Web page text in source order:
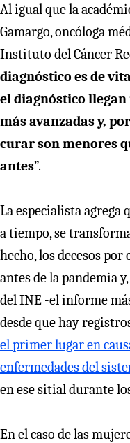
Al igual que la
Gamargo, oncóloga
Instituto del Cáncer
diagnóstico es de
el diagnóstico
más avanzadas y,
curar son menores
antes”.
La especialista agrega
a tiempo, se
hecho, los decesos
antes de la pandemia
del INE -el informe
desde que hay
el primer lugar en
enfermedades del
en ese sitial durante
En el caso de las